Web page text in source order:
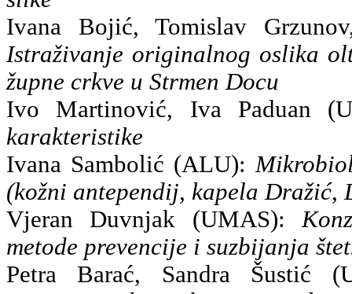
Ivana Bojić, Tomislav
Istraživanje originalnog oslika
župne crkve u Strmen Docu
Ivo Martinović, Iva Paduan
karakteristike
Ivana Sambolić (ALU):
(kožni antependij, kapela Dražić,
Vjeran Duvnjak (UMAS):
metode prevencije i suzbijanja
Petra Barać, Sandra Šustić